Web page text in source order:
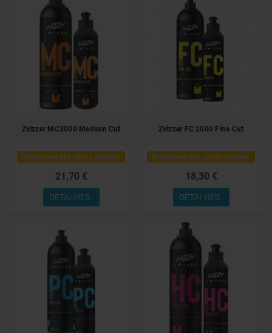
Zvizzer MC3000 Medium Cut
Disponível em várias opções
21,70 €
DETALHES
Zvizzer FC 2000 Fine Cut
Disponível em várias opções
18,30 €
DETALHES